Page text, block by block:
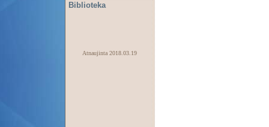
Biblioteka
Atnaujinta 2018.03.19